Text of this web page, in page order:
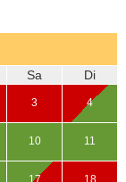
Sa Di
3 4
10 11
17 18